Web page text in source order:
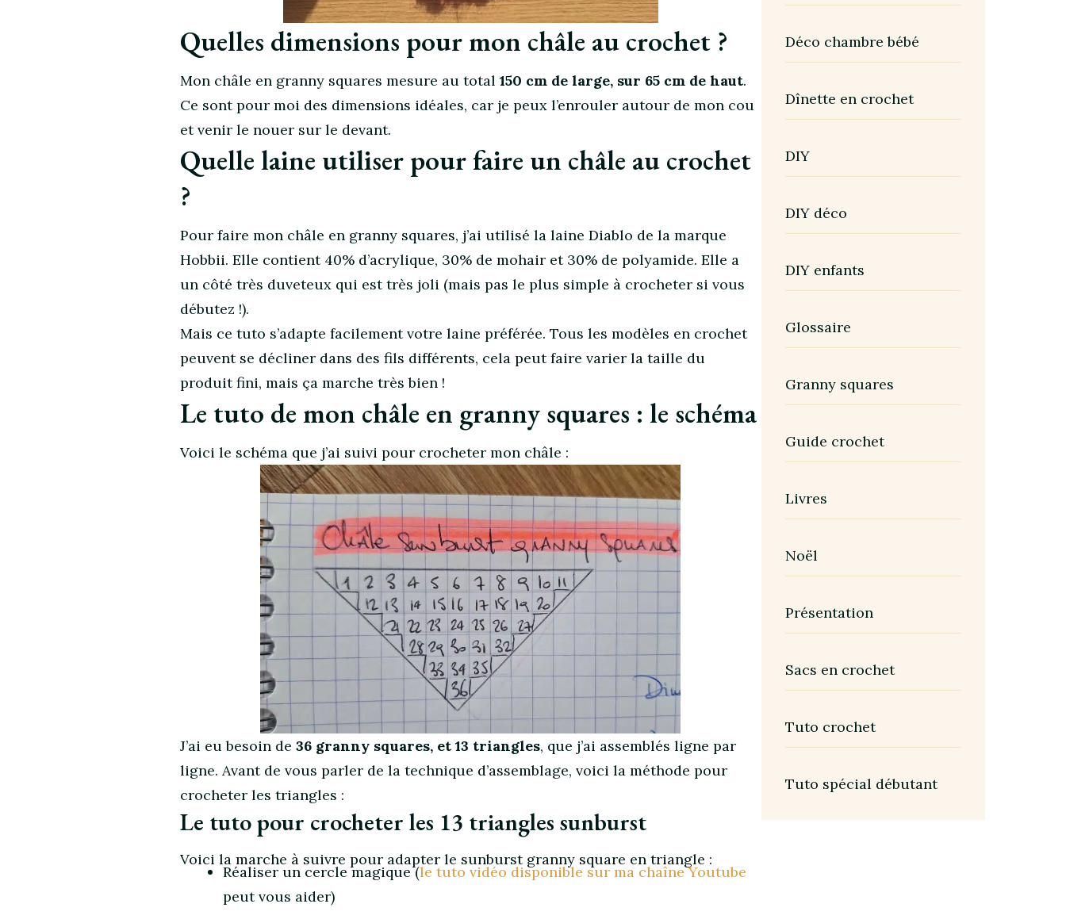
Quelles dimensions pour mon châle au crochet ?
Mon châle en granny squares mesure au total 150 cm de large, sur 65 cm de haut.
Ce sont pour moi des dimensions idéales, car je peux l’enrouler autour de mon cou
et venir le nouer sur le devant.
Quelle laine utiliser pour faire un châle au crochet
?
Pour faire mon châle en granny squares, j’ai utilisé la laine Diablo de la marque
Hobbii. Elle contient 40% d’acrylique, 30% de mohair et 30% de polyamide. Elle a
un côté très duveteux qui est très joli (mais pas le plus simple à crocheter si vous
débutez !).
Mais ce tuto s’adapte facilement votre laine préférée. Tous les modèles en crochet
peuvent se décliner dans des fils différents, cela peut faire varier la taille du
produit fini, mais ça marche très bien !
Le tuto de mon châle en granny squares : le schéma
Voici le schéma que j’ai suivi pour crocheter mon châle :
J’ai eu besoin de 36 granny squares, et 13 triangles, que j’ai assemblés ligne par
ligne. Avant de vous parler de la technique d’assemblage, voici la méthode pour
crocheter les triangles :
Le tuto pour crocheter les 13 triangles sunburst
Voici la marche à suivre pour adapter le sunburst granny square en triangle :
Réaliser un cercle magique (le tuto vidéo disponible sur ma chaîne Youtube
peut vous aider)
Déco chambre bébé
Dînette en crochet
DIY
DIY déco
DIY enfants
Glossaire
Granny squares
Guide crochet
Livres
Noël
Présentation
Sacs en crochet
Tuto crochet
Tuto spécial débutant